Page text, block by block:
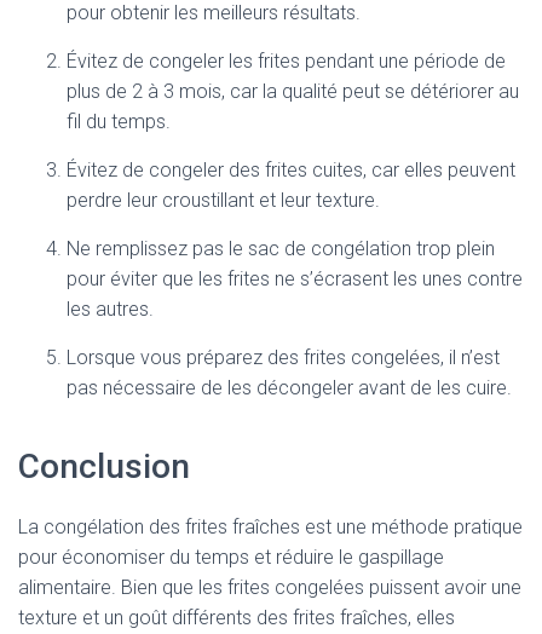
pour obtenir les meilleurs résultats.
Évitez de congeler les frites pendant une période de
plus de 2 à 3 mois, car la qualité peut se détériorer au
fil du temps.
Évitez de congeler des frites cuites, car elles peuvent
perdre leur croustillant et leur texture.
Ne remplissez pas le sac de congélation trop plein
pour éviter que les frites ne s’écrasent les unes contre
les autres.
Lorsque vous préparez des frites congelées, il n’est
pas nécessaire de les décongeler avant de les cuire.
Conclusion
La congélation des frites fraîches est une méthode pratique
pour économiser du temps et réduire le gaspillage
alimentaire. Bien que les frites congelées puissent avoir une
texture et un goût différents des frites fraîches, elles